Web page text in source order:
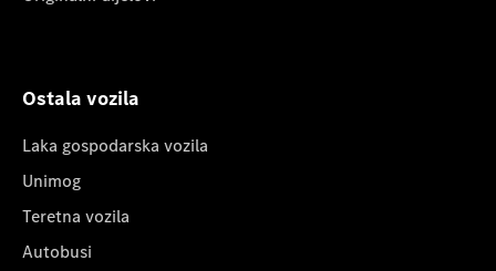
Ostala vozila
Laka gospodarska vozila
Unimog
Teretna vozila
Autobusi